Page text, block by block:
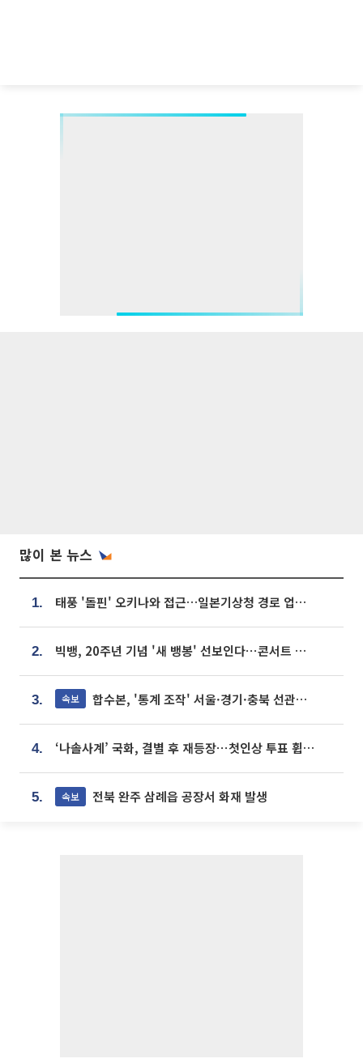
많이 본 뉴스
1. 태풍 '돌핀' 오키나와 접근…일본기상청 경로 업데이트
2. 빅뱅, 20주년 기념 '새 뱅봉' 선보인다⋯콘서트 앞두고 팝업 개최
3. 속보 합수본, '통계 조작' 서울·경기·충북 선관위 등 추가 압수수색
4. ‘나솔사계’ 국화, 결별 후 재등장⋯첫인상 투표 휩쓸고 ‘인기녀’ 등극
5. 속보 전북 완주 삼례읍 공장서 화재 발생